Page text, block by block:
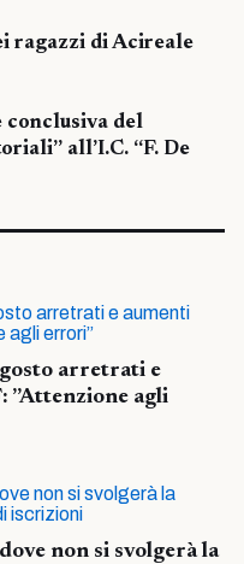
ragazzi di Acireale
conclusiva del
all’I.C. “F. De
arretrati e
”Attenzione agli
non si svolgerà la